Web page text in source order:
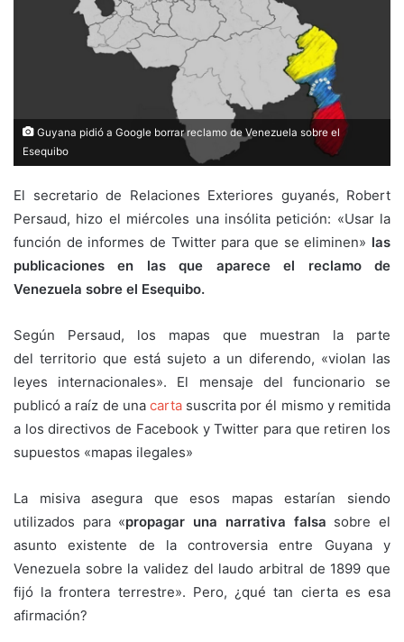
Guyana pidió a Google borrar reclamo de Venezuela sobre el
Esequibo
El secretario de Relaciones Exteriores guyanés, Robert
Persaud, hizo el miércoles una insólita petición: «Usar la
función de informes de Twitter para que se eliminen» las
publicaciones en las que aparece el reclamo de
Venezuela sobre el Esequibo.
Según Persaud, los mapas que muestran la parte
del territorio que está sujeto a un diferendo, «violan las
leyes internacionales». El mensaje del funcionario se
publicó a raíz de una cartasuscrita por él mismo y remitida
a los directivos de Facebook y Twitter para que retiren los
supuestos «mapas ilegales»
La misiva asegura que esos mapas estarían siendo
utilizados para «propagar una narrativa falsa sobre el
asunto existente de la controversia entre Guyana y
Venezuela sobre la validez del laudo arbitral de 1899 que
fijó la frontera terrestre». Pero, ¿qué tan cierta es esa
afirmación?